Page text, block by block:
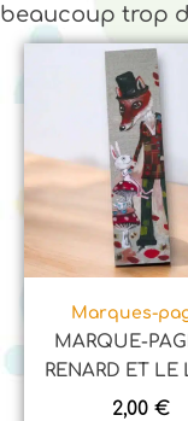
beaucoup trop
Marques-
MARQUE-
RENARD ET LE
2,00 €